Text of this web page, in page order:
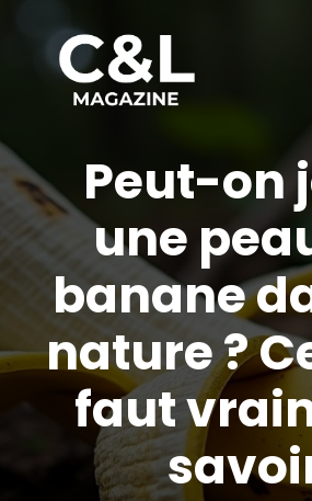
contenu
Peut-on
une
banane
nature ?
faut